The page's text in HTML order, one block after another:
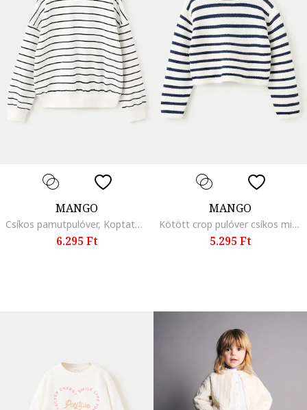
MANGO
Csíkos pamutpulóver, Koptatott fekete/Törtfehér/Púderrózsaszín
6.295 Ft
MANGO
Kötött crop pulóver csíkos mintával, Törtfehér/Tengerészkék
5.295 Ft